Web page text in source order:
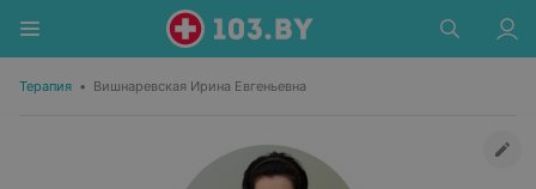
Терапия • Вишнаревская Ирина Евгеньевна